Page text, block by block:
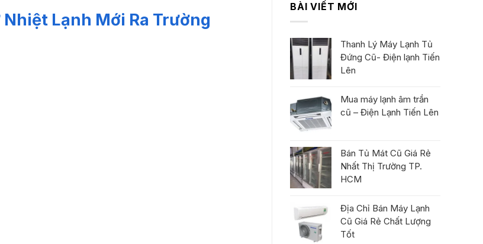
Lạnh Mới Ra Trường
BÀI VIẾT MỚI
Thanh Lý Máy Lạnh Tủ
Đứng Cũ- Điện lạnh Tiến
Lên
Mua máy lạnh âm trần
cũ – Điện Lạnh Tiến Lên
Bán Tủ Mát Cũ Giá Rẻ
Nhất Thị Trường TP.
HCM
Địa Chỉ Bán Máy Lạnh
Cũ Giá Rẻ Chất Lượng
Tốt